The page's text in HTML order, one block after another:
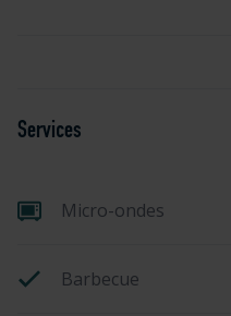
Services
Micro-ondes
Barbecue